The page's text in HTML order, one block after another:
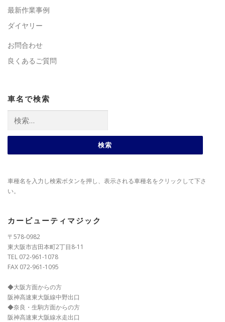
最新作業事例
ダイヤリー
お問合わせ
良くあるご質問
車名で検索
索:
車種名を入力し検索ボタンを押し、表示される車種名をクリックして下さ
い。
カービューティマジック
〒578-0982
東大阪市吉田本町2丁目8-11
TEL 072-961-1078
FAX 072-961-1095
◆大阪方面からの方
阪神高速東大阪線中野出口
◆奈良・生駒方面からの方
阪神高速東大阪線水走出口